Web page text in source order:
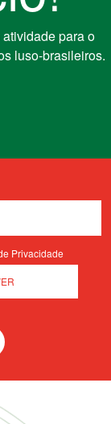
para o
luso-brasileiros.
Privacidade